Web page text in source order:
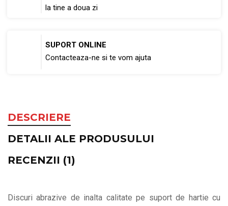
la tine a doua zi
SUPORT ONLINE
Contacteaza-ne si te vom ajuta
DESCRIERE
DETALII ALE PRODUSULUI
RECENZII (1)
Discuri abrazive de inalta calitate pe suport de hartie cu